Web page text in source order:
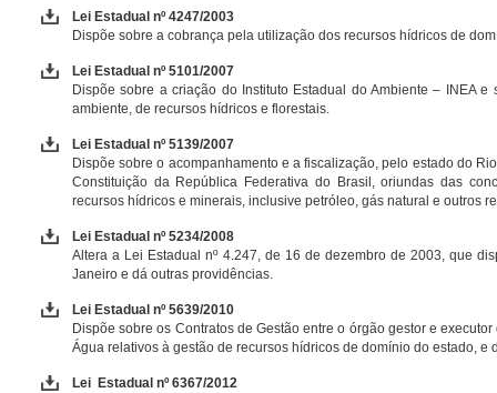
Lei Estadual nº 4247/2003
Dispõe sobre a cobrança pela utilização dos recursos hídricos de
Lei Estadual nº 5101/2007
Dispõe sobre a criação do Instituto Estadual do Ambiente – INEA
ambiente, de recursos hídricos e florestais.
Lei Estadual nº 5139/2007
Dispõe sobre o acompanhamento e a fiscalização, pelo estado do
Constituição da República Federativa do Brasil, oriundas das
recursos hídricos e minerais, inclusive petróleo, gás natural e outros
Lei Estadual nº 5234/2008
Altera a Lei Estadual nº 4.247, de 16 de dezembro de 2003, que
Janeiro e dá outras providências.
Lei Estadual nº 5639/2010
Dispõe sobre os Contratos de Gestão entre o órgão gestor e
Água relativos à gestão de recursos hídricos de domínio do estado, e
Lei Estadual nº 6367/2012